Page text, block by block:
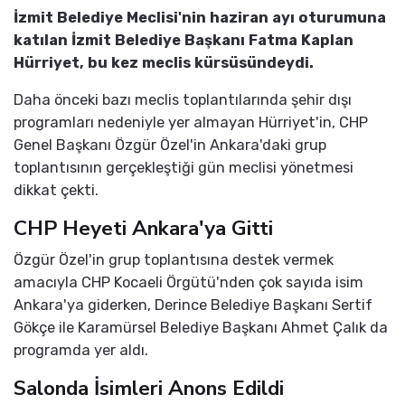
İzmit Belediye Meclisi'nin haziran ayı oturumuna
katılan İzmit Belediye Başkanı Fatma Kaplan
Hürriyet, bu kez meclis kürsüsündeydi.
Daha önceki bazı meclis toplantılarında şehir dışı
programları nedeniyle yer almayan Hürriyet'in, CHP
Genel Başkanı Özgür Özel'in Ankara'daki grup
toplantısının gerçekleştiği gün meclisi yönetmesi
dikkat çekti.
CHP Heyeti Ankara'ya Gitti
Özgür Özel'in grup toplantısına destek vermek
amacıyla CHP Kocaeli Örgütü'nden çok sayıda isim
Ankara'ya giderken, Derince Belediye Başkanı Sertif
Gökçe ile Karamürsel Belediye Başkanı Ahmet Çalık da
programda yer aldı.
Salonda İsimleri Anons Edildi